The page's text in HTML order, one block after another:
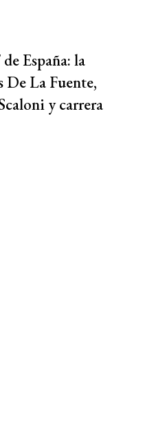
España: la
La Fuente,
y carrera